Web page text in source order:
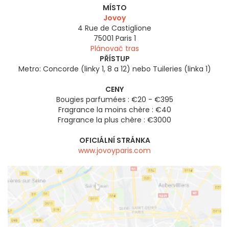
MÍSTO
Jovoy
4 Rue de Castiglione
75001 Paris 1
Plánovač tras
PŘÍSTUP
Metro: Concorde (linky 1, 8 a 12) nebo Tuileries (linka 1)
CENY
Bougies parfumées : €20 - €395
Fragrance la moins chère : €40
Fragrance la plus chère : €3000
OFICIÁLNÍ STRÁNKA
www.jovoyparis.com